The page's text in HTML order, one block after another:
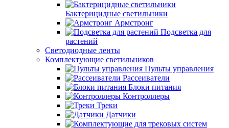
Бактерицидные светильники
Армстронг
Подсветка для
растений
Светодиодные ленты
Комплектующие светильников
Пульты управления
Рассеиватели
Блоки питания
Контроллеры
Треки
Датчики